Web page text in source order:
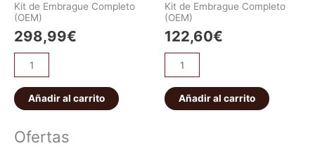
Kit de Embrague Completo
(OEM)
298,99€
Añadir al carrito
Kit de Embrague Completo
(OEM)
122,60€
Añadir al carrito
Ofertas